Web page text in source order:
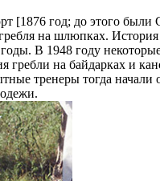
[1876 год; до этого
на шлюпках.
В 1948 году
на байдарках и
тренеры тогда начали